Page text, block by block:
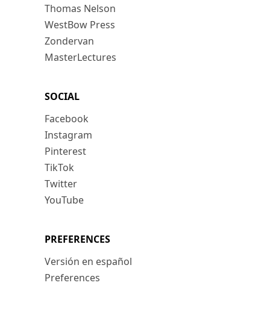
Thomas Nelson
WestBow Press
Zondervan
MasterLectures
SOCIAL
Facebook
Instagram
Pinterest
TikTok
Twitter
YouTube
PREFERENCES
Versión en español
Preferences